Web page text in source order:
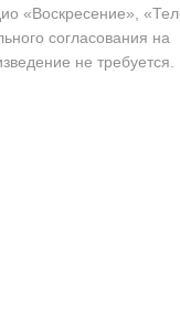
«Воскресение»,
согласования на
не требуется.